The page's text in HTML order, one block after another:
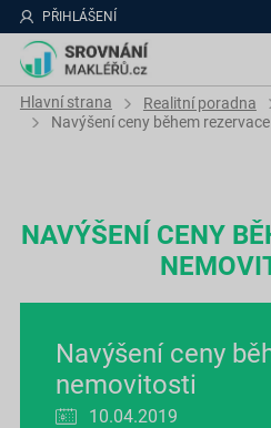
PŘIHLÁŠENÍ
Hlavní strana Realitní poradna
Navýšení ceny během
NAVÝŠENÍ CENY
Navýšení ceny
nemovitosti
10.04.2019